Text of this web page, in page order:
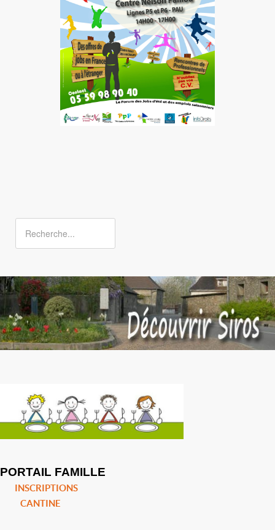
PORTAIL FAMILLE
INSCRIPTIONS
CANTINE